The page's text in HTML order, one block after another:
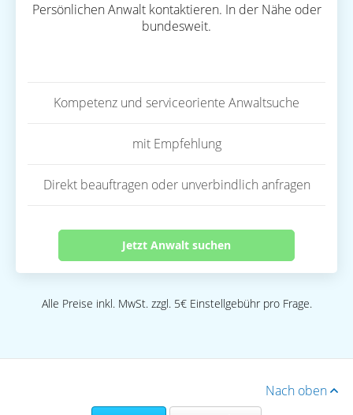
Persönlichen Anwalt kontaktieren. In der Nähe oder
bundesweit.
Kompetenz und serviceoriente Anwaltsuche
mit Empfehlung
Direkt beauftragen oder unverbindlich anfragen
Jetzt Anwalt suchen
Alle Preise inkl. MwSt. zzgl. 5€ Einstellgebühr pro Frage.
Nach oben